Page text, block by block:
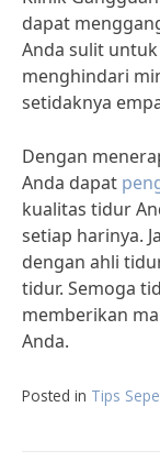
dapat
Anda sulit
menghindari
setidaknya
Dengan
Anda dapat
kualitas tidur
setiap harinya.
dengan ahli
tidur. Semoga
memberikan
Anda.
Posted in Tips